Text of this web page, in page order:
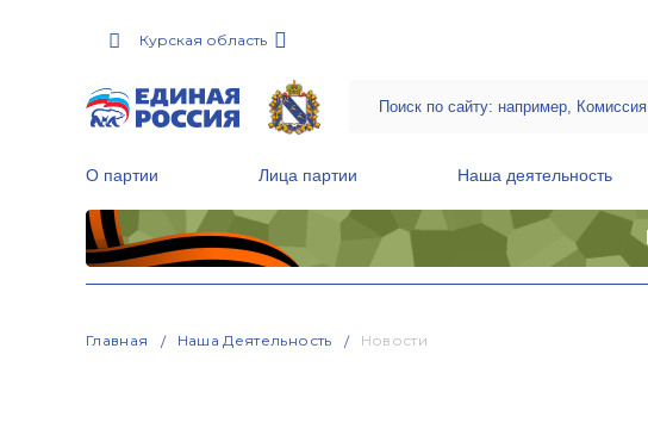
Курская область
О партии Лица партии Наша деятельность
Главная Наша Деятельность Новости